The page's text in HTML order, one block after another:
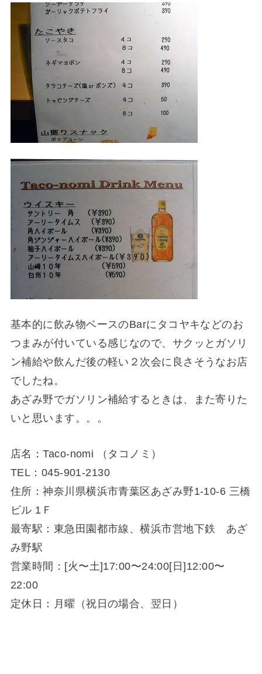
基本的に飲み物ベースのBarにタコヤキなどのお
つまみが付いている感じなので、サクッとガソリ
ン補給や飲んだ後の軽い２次会に良さそうなお店
でしたね。
あざみ野でガソリン補給するときは、また寄りた
いと思います。。。
店名：Taco-nomi （タコノミ）
TEL：045-901-2130
住所：神奈川県横浜市青葉区あざみ野1-10-6 三橋
ビル 1Ｆ
最寄駅：東急田園都市線、横浜市営地下鉄 あざ
み野駅
営業時間：[火〜土]17:00〜24:00[日]12:00〜
22:00
定休日：月曜（祝日の場合、翌日）